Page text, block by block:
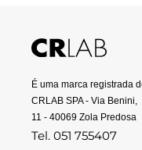
É uma marca registrada
CRLAB SPA - Via Benini,
11 - 40069 Zola Predosa
Tel. 051 755407